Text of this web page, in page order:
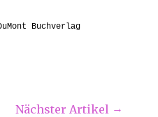
Buchverlag
Nächster Artikel